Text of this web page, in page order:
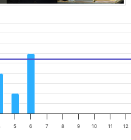
5 6 7 8 9 10 11 12